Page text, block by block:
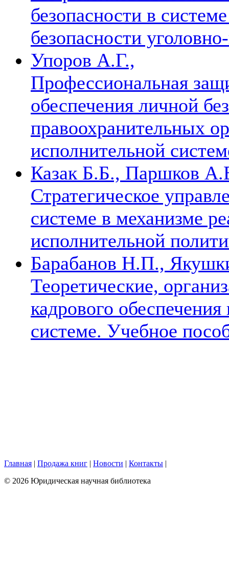
безопасности в
безопасности
Упоров А.Г.,
Профессиональная
обеспечения личной
правоохранительных
исполнительной
Казак Б.Б., Паршков
Стратегическое
системе в механизме
исполнительной
Барабанов Н.П.,
Теоретические,
кадрового
системе. Учебное
Главная | Продажа книг | Новости | Контакты |
© 2026 Юридическая научная библиотека